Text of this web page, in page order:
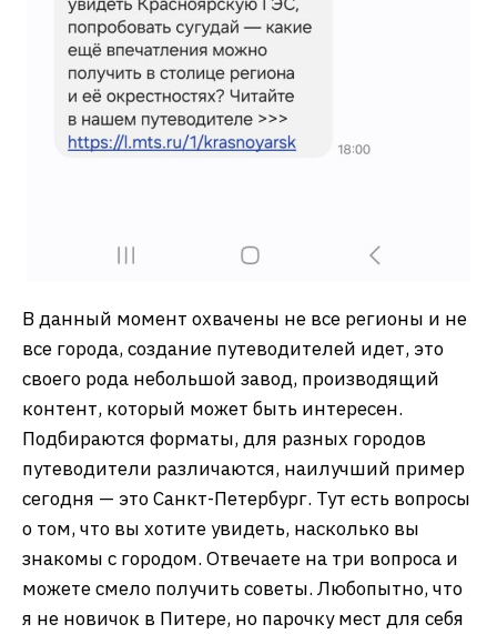
В данный момент охвачены не все регионы и не
все города, создание путеводителей идет, это
своего рода небольшой завод, производящий
контент, который может быть интересен.
Подбираются форматы, для разных городов
путеводители различаются, наилучший пример
сегодня — это Санкт-Петербург. Тут есть вопросы
о том, что вы хотите увидеть, насколько вы
знакомы с городом. Отвечаете на три вопроса и
можете смело получить советы. Любопытно, что
я не новичок в Питере, но парочку мест для себя